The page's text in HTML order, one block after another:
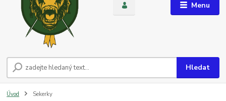
Menu
Hledat
Úvod Sekerky